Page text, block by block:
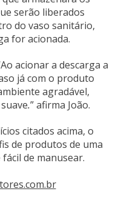
serão liberados
do vaso sanitário,
for acionada.
acionar a descarga a
já com o produto
agradável,
.” afirma João.
citados acima, o
de produtos de uma
de manusear.